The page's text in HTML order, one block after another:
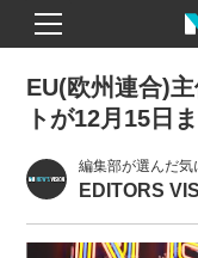
編集部が選んだ気
EDITORS
EU(欧州連合)
トが12月15日